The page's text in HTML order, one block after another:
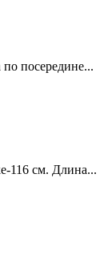
посередине...
116 см. Длина...